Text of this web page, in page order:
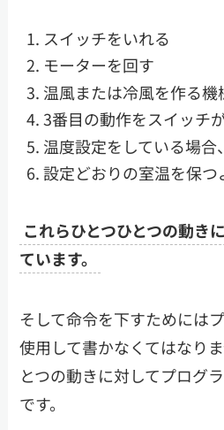
スイッチをいれる
モーターを回す
温風または冷風を作る機
3番目の動作をスイッチ
温度設定をしている場合
設定どおりの室温を保つ
これらひとつひとつの動き
ています。
そして命令を下すためには
使用して書かなくてはなり
とつの動きに対してプログ
です。